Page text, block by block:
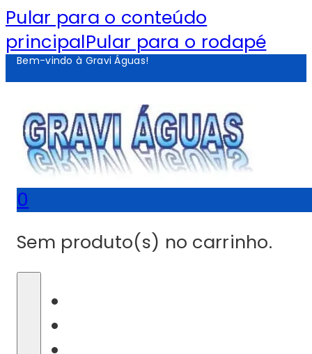
Pular para o conteúdo
principalPular para o rodapé
Bem-vindo à Gravi Águas!
0
Sem produto(s) no carrinho.